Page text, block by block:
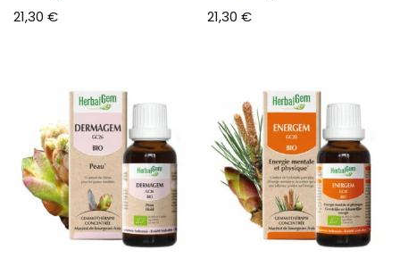
21,30 € 21,30€